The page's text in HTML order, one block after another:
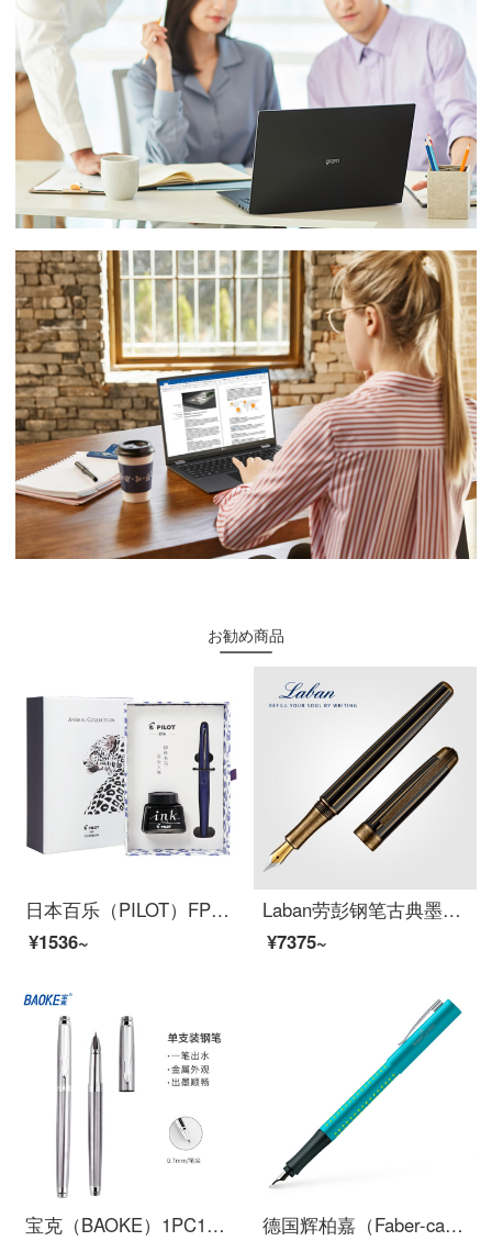
お勧め商品
日本百乐（PILOT）FPMR2钢笔签字笔礼盒墨水套装 88G钢笔学生书法练字办公 野性气息 紫色豹纹F尖
¥1536~
Laban劳彭钢笔古典墨水笔经典复古做旧铱金笔男士高档商务办公成人练字刚笔女生专用文艺送礼礼品笔 条纹金 F尖 0.5mm 明尖
¥7375~
宝克（BAOKE）1PC116 0.7mm绅宝签名笔 钢笔 墨水笔 学生练字笔
德国辉柏嘉（Faber-castell）灵思系列钢笔签字笔男女式钢笔点阵墨水笔礼盒装F尖蓝绿色140926